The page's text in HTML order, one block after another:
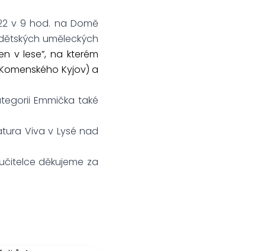
v 9 hod. na Domě
uměleckých
v lese”, na kterém
Kyjov) a
Emmička také
Viva v Lysé nad
děkujeme za